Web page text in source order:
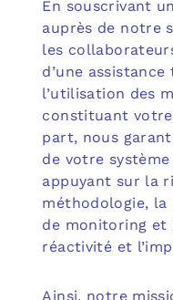
En souscrivant
auprès de notre
les
d’une
l’utilisation des
constituant
part, nous
de votre
appuyant sur la
méthodologie,
de monitoring et
réactivité et
Ainsi, notre